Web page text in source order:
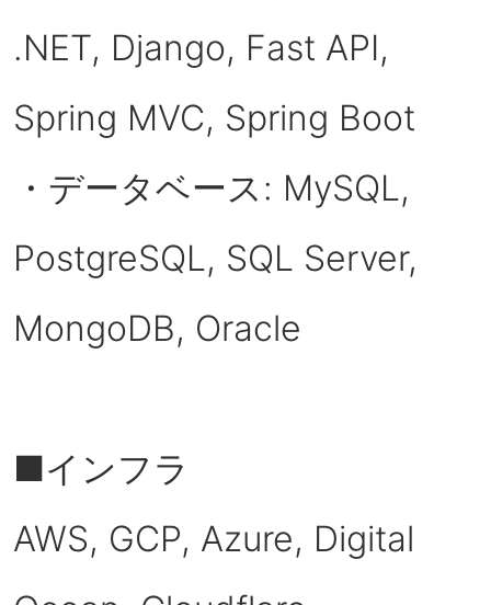
.NET, Django, Fast API,
Spring MVC, Spring Boot
・データベース: MySQL,
PostgreSQL, SQL Server,
MongoDB, Oracle
■インフラ
AWS, GCP, Azure, Digital